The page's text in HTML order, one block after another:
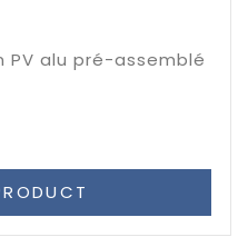
PV alu pré-assemblé